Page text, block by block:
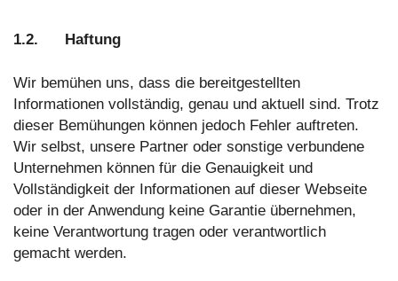
1.2. Haftung
Wir bemühen uns, dass die bereitgestellten
Informationen vollständig, genau und aktuell sind. Trotz
dieser Bemühungen können jedoch Fehler auftreten.
Wir selbst, unsere Partner oder sonstige verbundene
Unternehmen können für die Genauigkeit und
Vollständigkeit der Informationen auf dieser Webseite
oder in der Anwendung keine Garantie übernehmen,
keine Verantwortung tragen oder verantwortlich
gemacht werden.